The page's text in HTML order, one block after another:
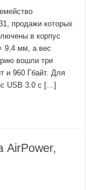
продажи которых
в корпус
9,4 мм, а вес
вошли три
и 960 Гбайт. Для
USB 3.0 с […]
AirPower,